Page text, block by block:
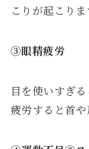
こりが起こりま
③眼精疲労
目を使いすぎ
疲労すると首や